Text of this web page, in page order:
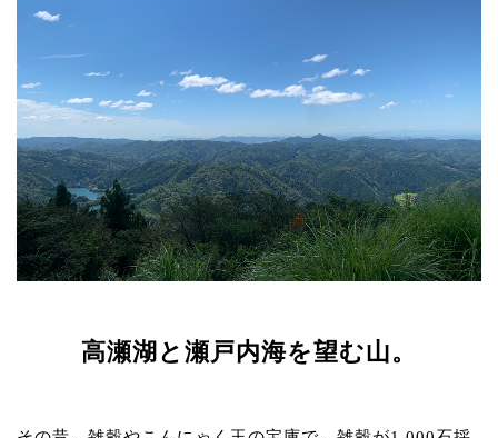
高瀬湖と瀬戸内海を望む山。